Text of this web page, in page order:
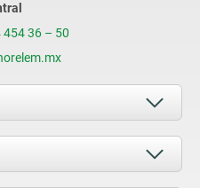
454 36 – 50